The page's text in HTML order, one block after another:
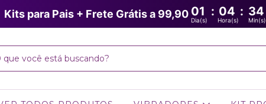
Kits para Pais + Frete Grátis a 99,90 01 : 04 : 34
Dia(s) Hora(s) Min(s)